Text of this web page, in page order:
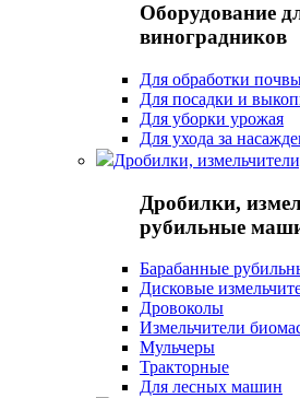
Оборудование
виноградников
Для обработки
Для посадки и
Для уборки урожая
Для ухода за
Дробилки,
Дробилки,
рубильные
Барабанные
Дисковые
Дровоколы
Измельчители
Мульчеры
Тракторные
Для лесных машин